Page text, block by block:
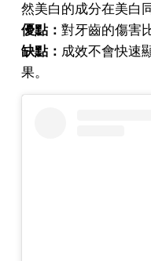
然美白的成分在美白
優點： 對牙齒的傷害
缺點： 成效不會快速
果。